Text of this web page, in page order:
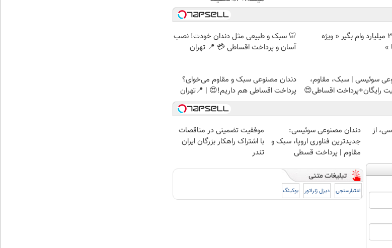
عضو شو تا 3 میلیارد وام بگیر « ویژه
»
🦷 سبک و طبیعی مثل دندان خودت! نصب
آسان و پرداخت اقساطی 💳 📍 تهران
سوئیسی | سبک، مقاوم،
رایگان+پرداخت اقساطی😍
دندان مصنوعی سبک و مقاوم می‌خوای؟
پرداخت اقساطی هم داریم!😍 | 📍تهران
از
دندان مصنوعی سوئیسی:
جدیدترین فناوری اروپا، سبک و
مقاوم | پرداخت قسطی
موفقیت تضمینی در مناقصات
با اشتراک راهکار بزرگان ایران
تندر
اعتبارسنجی دیزل ژنراتور بوکینگ